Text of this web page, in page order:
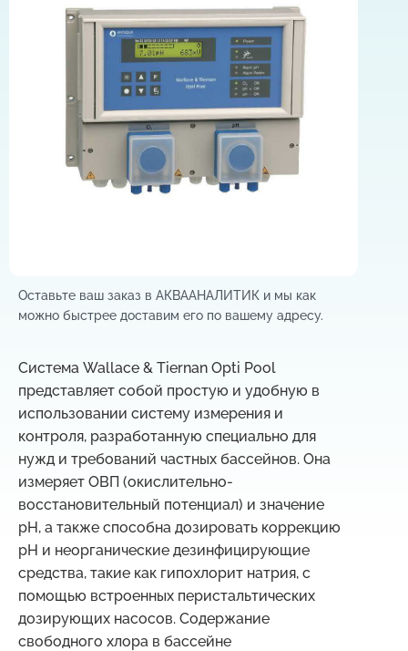
Оставьте ваш заказ в АКВААНАЛИТИК и мы как
можно быстрее доставим его по вашему адресу.
Система Wallace & Tiernan Opti Pool
представляет собой простую и удобную в
использовании систему измерения и
контроля, разработанную специально для
нужд и требований частных бассейнов. Она
измеряет ОВП (окислительно-
восстановительный потенциал) и значение
pH, а также способна дозировать коррекцию
pH и неорганические дезинфицирующие
средства, такие как гипохлорит натрия, с
помощью встроенных перистальтических
дозирующих насосов. Содержание
свободного хлора в бассейне